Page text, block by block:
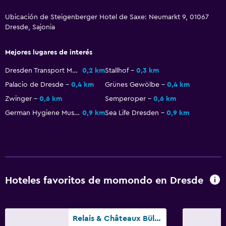
Servicio de habitaciones
Acceso con tarjeta
Check-out exprés
Recepción 24 horas
Salas de conferencia
Caja fuerte
Baño
Inodoro con cisterna alta
Albornoz
Ubicación de Steigenberger Hotel de Saxe: Neumarkt 9, 01067
Dresde, Sajonia
Mejores lugares de interés
Dresden Transport Museum 0,2 kmStallhof
0,3 km
Palacio de Dresde
0,4 km Grünes Gewölbe
0,4 km
Zwinger
0,6 km Semperoper
0,6 km
German Hygiene Museum 0,9 kmSea Life Dresden 0,9 km
Hoteles favoritos de momondo en Dresde
Relais & Châteaux Bülow Palais